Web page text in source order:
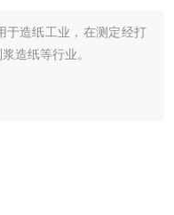
于造纸工业，在测定经打
造纸等行业。